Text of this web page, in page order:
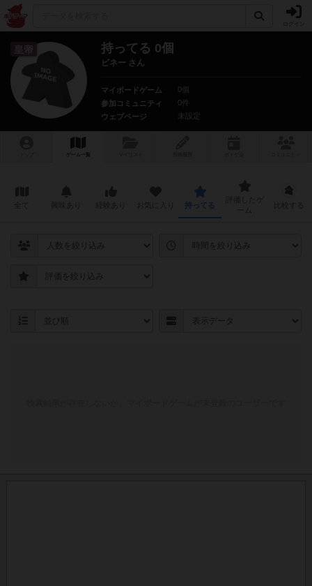
皇帝 持ってる 0個
ビネー さん
マイボードゲーム
0個
参加コミュニティ
0件
ウェブページ
未設定
ゲーム一覧
持ってる